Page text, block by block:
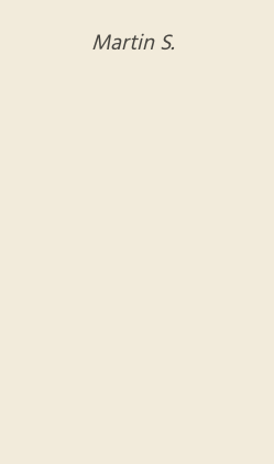
Martin S.